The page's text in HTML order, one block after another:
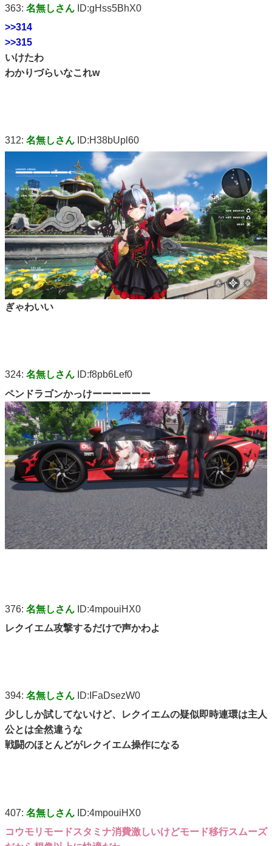
363: 名無しさん ID:gHss5BhX0
>>314
>>315
いけたわ
わかりづらいなこれw
312: 名無しさん ID:H38bUpl60
ぎゃわいい
324: 名無しさん ID:f8pb6Lef0
ペンドラゴンかっけーーーーーー
376: 名無しさん ID:4mpouiHX0
レクイエム攻撃するだけで声かわよ
394: 名無しさん ID:IFaDsezW0
少ししか試してないけど、レクイエムの疑似即時連環は主人
公とは全然違うな
戦闘のほとんどがレクイエム操作になる
407: 名無しさん ID:4mpouiHX0
コウモリモードスタミナ消費激しいけどモード移行スムーズ